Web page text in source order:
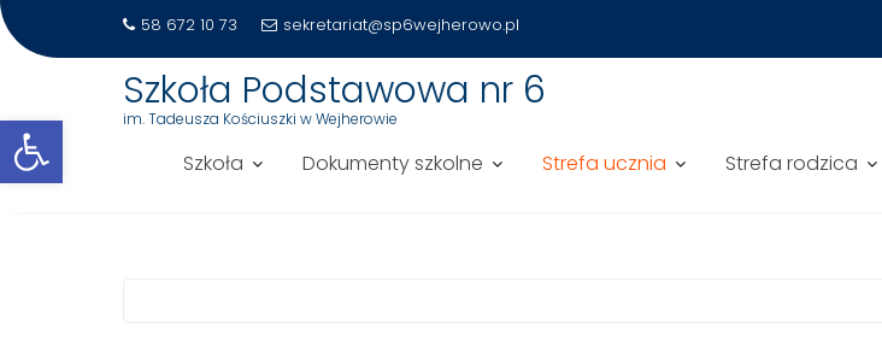
Otwórz pasek narzędzi
58 672 10 73 sekretariat@sp6wejherowo.pl
Szkoła Podstawowa nr 6
im. Tadeusza Kościuszki w Wejherowie
Szkoła Dokumenty szkolne Strefa ucznia Strefa rodzica